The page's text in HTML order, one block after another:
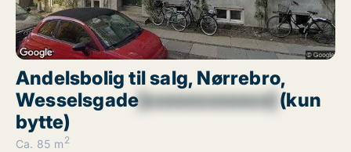
Andelsbolig til salg, Nørrebro,
Wesselsgade[xxxxxxxxxxxx] (kun
bytte)
Ca. 85 m 2